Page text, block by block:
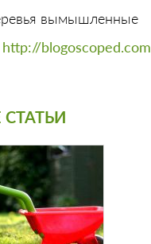
вымышленные
http://blogoscoped.com